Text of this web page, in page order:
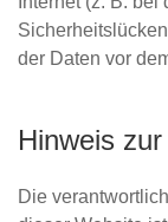
der Daten vor
Hinweis
Die